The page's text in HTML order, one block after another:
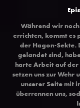
Während wir
errichten, kommt es
der Hagon-Sekte.
gelandet sind,
harte Arbeit auf der
setzen uns zur Wehr
unserer Seite mit
überrennen uns,